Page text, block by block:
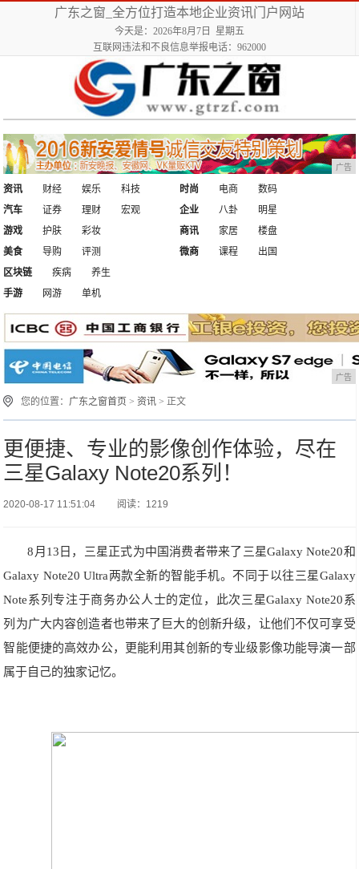
广东之窗_全方位打造本地企业资讯门户网站
今天是：2026年8月7日 星期五
互联网违法和不良信息举报电话：962000
广告
资讯 财经 娱乐
科技
汽车
证券 理财 宏观
时尚 电商
数码
企业
八卦
明星
游戏
护肤
彩妆
美食
导购 评测
商讯 家居
楼盘
微商
课程
出国
区块链
疾病
养生
手游
网游 单机
广告
您的位置： 广东之窗首页 >资讯 > 正文
更便捷、专业的影像创作体验，尽在
三星Galaxy Note20系列！
2020-08-17 11:51:04 阅读：1219
8月13日，三星正式为中国消费者带来了三星Galaxy Note20和
Galaxy Note20 Ultra两款全新的智能手机。不同于以往三星Galaxy
Note系列专注于商务办公人士的定位，此次三星Galaxy Note20系
列为广大内容创造者也带来了巨大的创新升级，让他们不仅可享受
智能便捷的高效办公，更能利用其创新的专业级影像功能导演一部
属于自己的独家记忆。